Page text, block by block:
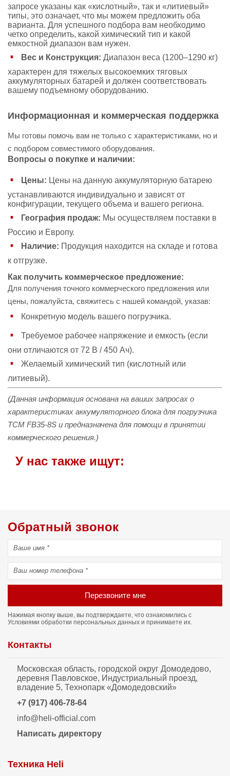
запросе указаны как «кислотный», так и «литиевый»
типы, это означает, что мы можем предложить оба
варианта. Для успешного подбора вам необходимо
четко определить, какой химический тип и какой
емкостной диапазон вам нужен.
Вес и Конструкция: Диапазон веса (1200–1290 кг)
характерен для тяжелых высокоемких тяговых
аккумуляторных батарей и должен соответствовать
вашему подъемному оборудованию.
Информационная и коммерческая поддержка
Мы готовы помочь вам не только с характеристиками, но и
с подбором совместимого оборудования.
Вопросы о покупке и наличии:
Цены: Цены на данную аккумуляторную батарею
устанавливаются индивидуально и зависят от
конфигурации, текущего объема и вашего региона.
География продаж: Мы осуществляем поставки в
Россию и Европу.
Наличие: Продукция находится на складе и готова
к отгрузке.
Как получить коммерческое предложение:
Для получения точного коммерческого предложения или
цены, пожалуйста, свяжитесь с нашей командой, указав:
Конкретную модель вашего погрузчика.
Требуемое рабочее напряжение и емкость (если
они отличаются от 72 В / 450 Ач).
Желаемый химический тип (кислотный или
литиевый).
(Данная информация основана на ваших запросах о
характеристиках аккумуляторного блока для погрузчика
ТСМ FB35-8S и предназначена для помощи в принятии
коммерческого решения.)
У нас также ищут:
Обратный звонок
Перезвоните мне
Нажимая кнопку выше, вы подтверждаете, что ознакомились с
Условиями обработки персональных данных и принимаете их.
Контакты
Московская область, городской округ Домодедово,
деревня Павловское, Индустриальный проезд,
владение 5, Технопарк «Домодедовский»
+7 (917) 406-78-64
info@heli-official.com
Написать директору
Техника Heli